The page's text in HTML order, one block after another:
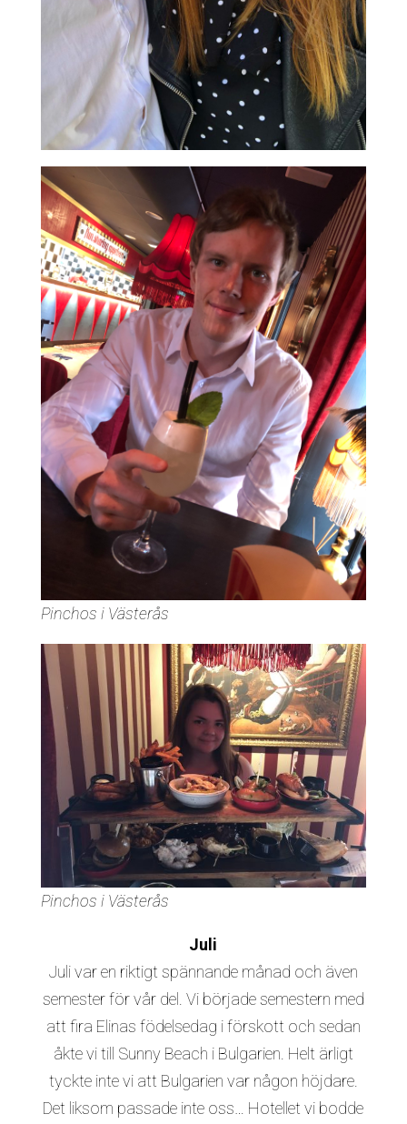
Pinchos i Västerås
Pinchos i Västerås
Juli
Juli var en riktigt spännande månad och även
semester för vår del. Vi började semestern med
att fira Elinas födelsedag i förskott och sedan
åkte vi till Sunny Beach i Bulgarien. Helt ärligt
tyckte inte vi att Bulgarien var någon höjdare.
Det liksom passade inte oss… Hotellet vi bodde